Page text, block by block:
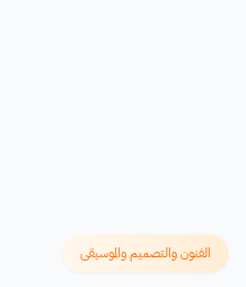
الفنون والتصميم والموسيقى